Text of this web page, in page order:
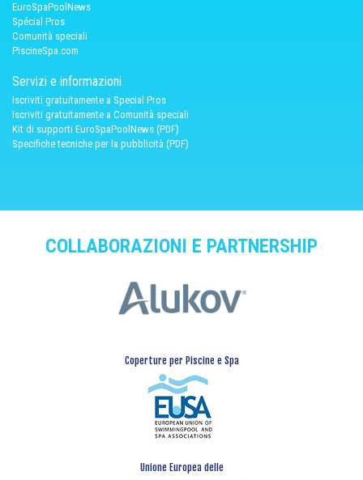
EuroSpaPoolNews
Spécial Pros
Comunità speciali
PiscineSpa.com
Servizi e informazioni
Iscriviti gratuitamente a Special Pros
Iscriviti gratuitamente a Comunità speciali
Kit di supporti EuroSpaPoolNews (PDF)
Specifiche tecniche per la pubblicità (PDF)
COLLABORAZIONI E PARTNERSHIP
Coperture per Piscine e Spa
Unione Europea delle